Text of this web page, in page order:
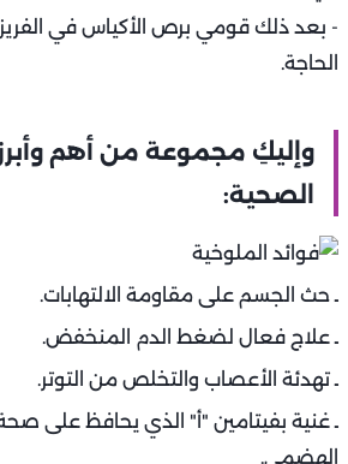
- بعد ذلك قومي برص الأكياس في
الحاجة.
وإليكِ مجموعة من أهم
الصحية:
ـ حث الجسم على مقاومة الالتهابات.
ـ علاج فعال لضغط الدم المنخفض.
ـ تهدئة الأعصاب والتخلص من التوتر.
ـ غنية بفيتامين "أ" الذي يحافظ على صحة
الهضمي.